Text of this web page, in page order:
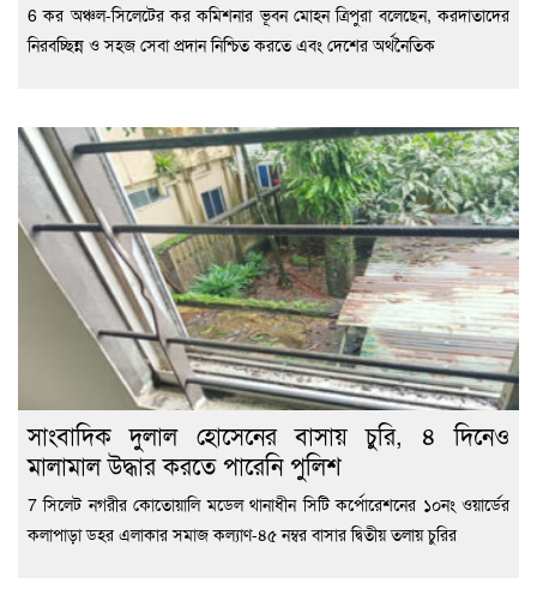
6 কর অঞ্চল-সিলেটের কর কমিশনার ভূবন মোহন ত্রিপুরা বলেছেন, করদাতাদের
নিরবচ্ছিন্ন ও সহজ সেবা প্রদান নিশ্চিত করতে এবং দেশের অর্থনৈতিক
সাংবাদিক দুলাল হোসেনের বাসায় চুরি, ৪ দিনেও
মালামাল উদ্ধার করতে পারেনি পুলিশ
7 সিলেট নগরীর কোতোয়ালি মডেল থানাধীন সিটি কর্পোরেশনের ১০নং ওয়ার্ডের
কলাপাড়া ডহর এলাকার সমাজ কল্যাণ-৪৫ নম্বর বাসার দ্বিতীয় তলায় চুরির